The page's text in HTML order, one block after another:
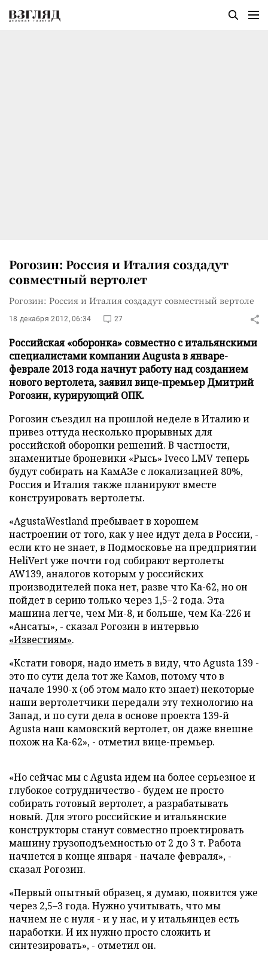
Рогозин: Россия и Италия создадут
совместный вертолет
Рогозин: Россия и Италия создадут совместный вертоле
18 декабря 2012, 06:34 27
Российская «оборонка» совместно с итальянскими
специалистами компании Augusta в январе-
феврале 2013 года начнут работу над созданием
нового вертолета, заявил вице-премьер Дмитрий
Рогозин, курирующий ОПК.
Рогозин съездил на прошлой неделе в Италию и
привез оттуда несколько прорывных для
российской оборонки решений. В частности,
знаменитые броневики «Рысь» Iveco LMV теперь
будут собирать на КамАЗе с локализацией 80%,
Россия и Италия также планируют вместе
конструировать вертолеты.
«AgustaWestland пребывает в хорошем
настроении от того, как у нее идут дела в России, -
если кто не знает, в Подмосковье на предприятии
HeliVert уже почти год собирают вертолеты
AW139, аналогов которым у российских
производителей пока нет, разве что Ка-62, но он
пойдет в серию только через 1,5–2 года. Эта
машина легче, чем Ми-8, и больше, чем Ка-226 и
«Ансаты», - сказал Рогозин в интервью
«Известиям».
«Кстати говоря, надо иметь в виду, что Agusta 139 -
это по сути дела тот же Камов, потому что в
начале 1990-х (об этом мало кто знает) некоторые
наши вертолетчики передали эту технологию на
Запад, и по сути дела в основе проекта 139-й
Agusta наш камовский вертолет, он даже внешне
похож на Ка-62», - отметил вице-премьер.
«Но сейчас мы с Agusta идем на более серьезное и
глубокое сотрудничество - будем не просто
собирать готовый вертолет, а разрабатывать
новый. Для этого российские и итальянские
конструкторы станут совместно проектировать
машину грузоподъемностью от 2 до 3 т. Работа
начнется в конце января - начале февраля», -
сказал Рогозин.
«Первый опытный образец, я думаю, появится уже
через 2,5–3 года. Нужно учитывать, что мы
начнем не с нуля - и у нас, и у итальянцев есть
наработки. И их нужно просто сложить и
синтезировать», - отметил он.